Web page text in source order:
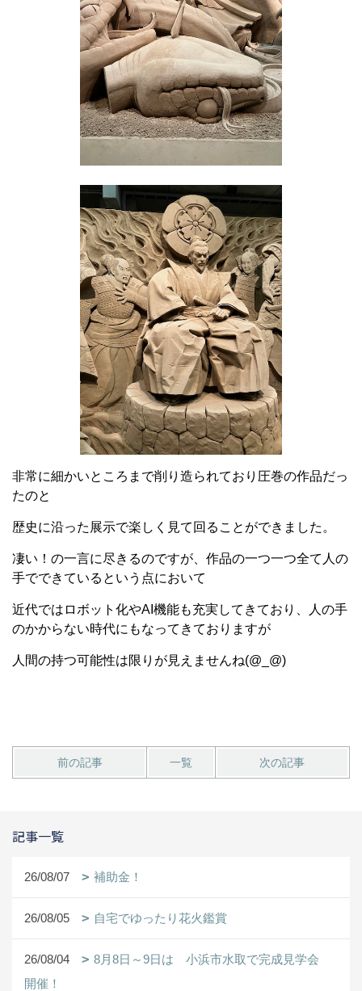
非常に細かいところまで削り造られており圧巻の作品だっ
たのと
歴史に沿った展示で楽しく見て回ることができました。
凄い！の一言に尽きるのですが、作品の一つ一つ全て人の
手でできているという点において
近代ではロボット化やAI機能も充実してきており、人の手
のかからない時代にもなってきておりますが
人間の持つ可能性は限りが見えませんね(@_@)
前の記事 一覧 次の記事
記事一覧
26/08/07 補助金！
26/08/05 自宅でゆったり花火鑑賞
26/08/04
8月8日～9日は 小浜市水取で完成見学会
開催！